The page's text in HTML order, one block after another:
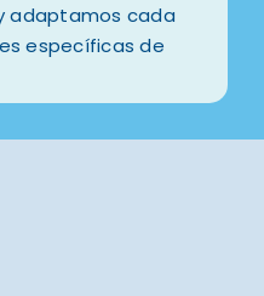
adaptamos cada
específicas de